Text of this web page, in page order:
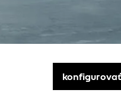
konfigurovať